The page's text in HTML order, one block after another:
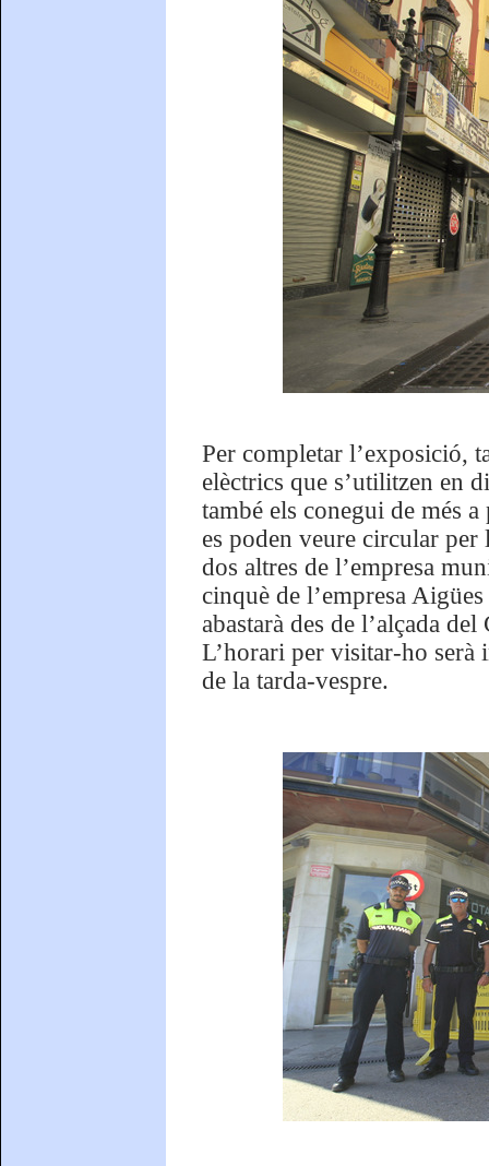
Per completar l’exposició,
elèctrics que s’utilitzen en
també els conegui de més
es poden veure circular
dos altres de l’empresa
cinquè de l’empresa
abastarà des de l’alçada
L’horari per visitar-ho serà
de la tarda-vespre.